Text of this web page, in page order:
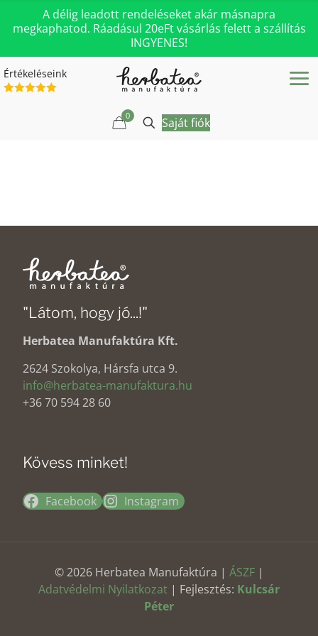
A délig leadott rendeléseket akár másnapra
megkaphatod. Ráadásul 20eFt vásárlás felett a szállítás
INGYENES!
Értékeléseink
0 Saját fiók
"Látom, hogy jó...!"
Herbatea Manufaktúra Kft.
2624 Szokolya, Hársfa utca 9.
info@herbatea-manufaktura.hu
+36 70 594 28 60
Kövess minket!
Facebook Instagram
© 2026 Herbatea Manufaktúra | ÁSZF|
Adatvédelmi Nyilatkozat | Fejlesztés: Kulcsár
Péter